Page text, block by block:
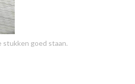
stukken goed staan.